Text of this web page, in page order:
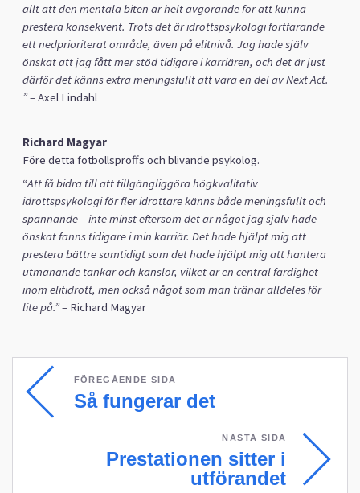
allt att den mentala biten är helt avgörande för att kunna
prestera konsekvent. Trots det är idrottspsykologi fortfarande
ett nedprioriterat område, även på elitnivå. Jag hade själv
önskat att jag fått mer stöd tidigare i karriären, och det är just
därför det känns extra meningsfullt att vara en del av Next Act.
”–Axel Lindahl
Richard Magyar
Före detta fotbollsproffs och blivande psykolog.
“Att få bidra till att tillgängliggöra högkvalitativ
idrottspsykologi för fler idrottare känns både meningsfullt och
spännande – inte minst eftersom det är något jag själv hade
önskat fanns tidigare i min karriär. Det hade hjälpt mig att
prestera bättre samtidigt som det hade hjälpt mig att hantera
utmanande tankar och känslor, vilket är en central färdighet
inom elitidrott, men också något som man tränar alldeles för
lite på.”–Richard Magyar
FÖREGÅENDE SIDA
Så fungerar det
NÄSTA SIDA
Prestationen sitter i
utförandet